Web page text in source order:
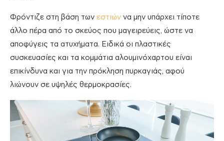
Φρόντιζε στη βάση των εστιών να μην υπάρχει τίποτε
άλλο πέρα από το σκεύος που μαγειρεύεις, ώστε να
αποφύγεις τα ατυχήματα. Ειδικά οι πλαστικές
συσκευασίες και τα κομμάτια αλουμινόχαρτου είναι
επικίνδυνα και για την πρόκληση πυρκαγιάς, αφού
λιώνουν σε υψηλές θερμοκρασίες.